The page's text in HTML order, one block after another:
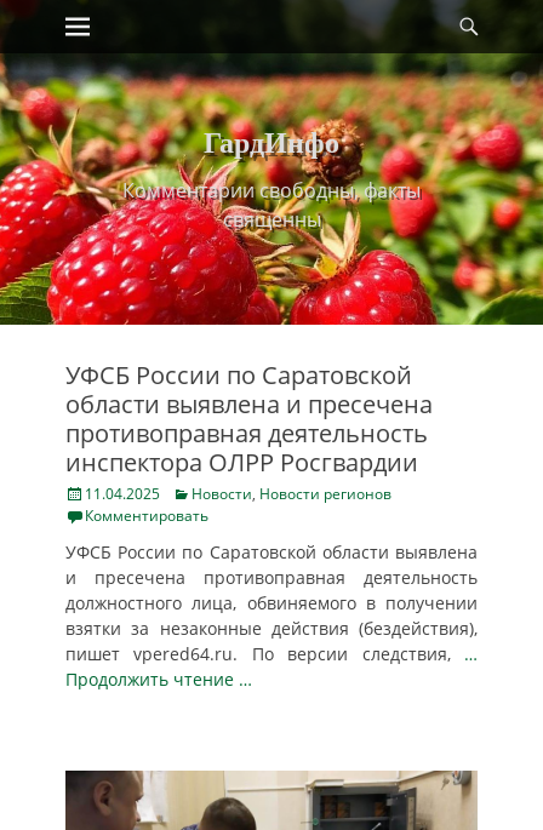
Skip
content
Primary Menu
ГардИнфо
Комментарии свободны, факты
священны
УФСБ России по Саратовской
области выявлена и пресечена
противоправная деятельность
инспектора ОЛРР Росгвардии
Posted
on
11.04.2025 Categories
Новости, Новости регионов
Комментировать
УФСБ России по Саратовской области выявлена
и пресечена противоправная деятельность
должностного лица, обвиняемого в получении
взятки за незаконные действия (бездействия),
пишет vpered64.ru. По версии следствия, …
Продолжить чтение …